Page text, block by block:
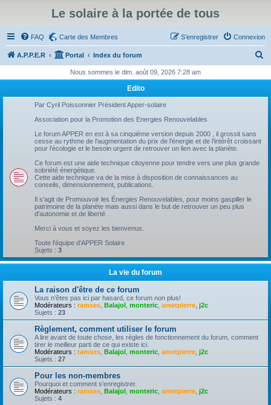
Le solaire à la portée de tous
FAQ Carte des Membres Connexion
S’enregistrer
A.P.P.E.R Portal Index du forum
h
Nous sommes le dim. août 09, 2026 7:28 am
Edito
Par Cyril Poissonnier Président Apper-solaire
Association pour la Promotion des Energies Renouvelables
Le forum APPER en est à sa cinquième version depuis 2000 , il grossit sans
cesse au rythme de l'augmentation du prix de l'énergie et de l’intérêt croissant
pour l’écologie et le besoin urgent de retrouver un lien avec la planète.
Ce forum est une aide technique citoyenne pour tendre vers une plus grande
sobriété énergétique.
Cette aide technique va de la mise à disposition de connaissances au
conseils, dimensionnement, publications.
Il s'agit de Promouvoir les Énergies Renouvelables, pour moins gaspiller le
patrimoine de la planète mais aussi dans le but de retrouver un peu plus
d'autonomie et de liberté .
Merci à vous et soyez les bienvenus.
Toute l'équipe d'APPER Solaire
Sujets : 3
La vie du forum
La raison d'être de ce forum
Vous n'êtes pas ici par hasard, ce forum non plus!
Modérateurs : ramses Balajol monteric ametpierre j2c
Sujets : 23
Règlement, comment utiliser le forum
A lire avant de toute chose, les règles de fonctionnement du forum, comment
tirer le meilleur parti de ce qui existe ici.
Modérateurs : ramses Balajol monteric ametpierre j2c
Sujets : 27
Pour les non-membres
Pourquoi et comment s'enregistrer.
Modérateurs : ramses Balajol monteric ametpierre j2c
Sujets : 4